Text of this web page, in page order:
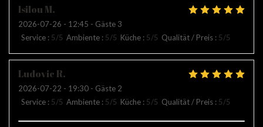
Isilou M
2026-07-26 - 12:45 - Gäste 3
Service : 5/5 Ambiente : 5/5 Küche : 5/5 Qualität / Preis : 5/5
Ludovic R
2026-07-22 - 19:30 - Gäste 2
Service : 5/5 Ambiente : 5/5 Küche : 5/5 Qualität / Preis : 5/5